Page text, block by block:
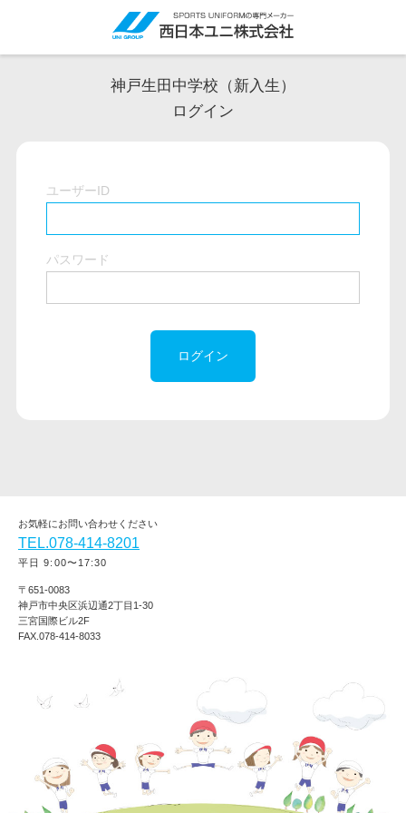
神戸生田中学校（新入生）
ログイン
ユーザーID
パスワード
ログイン
お気軽にお問い合わせください
TEL.078-414-8201
平日 9:00〜17:30
〒651-0083
神戸市中央区浜辺通2丁目1-30
三宮国際ビル2F
FAX.078-414-8033